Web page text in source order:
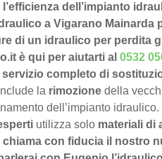
dell’impianto
a Vigarano Mainarda
di un idraulico per perdita
è qui per aiutarti al 0532
servizio completo di
la rimozione della
dell’impianto idraulico.
utilizza solo materiali di
chiama con fiducia il nostro